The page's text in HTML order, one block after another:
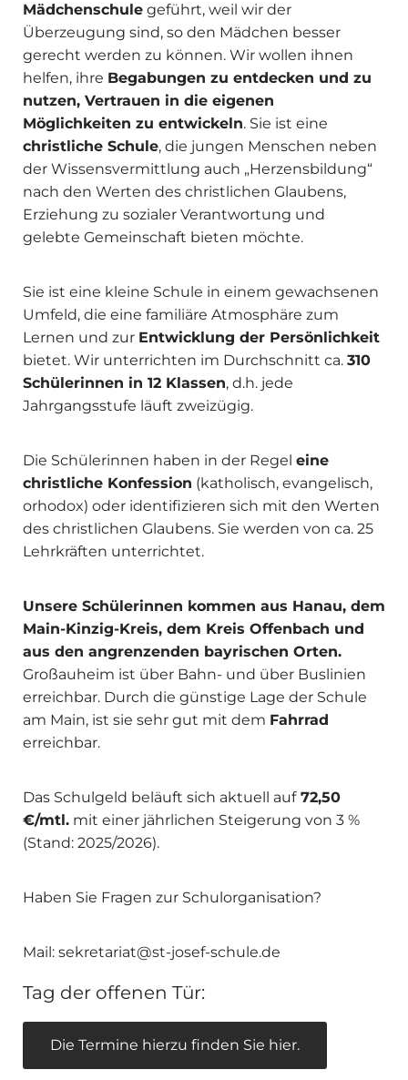
Mädchenschule geführt, weil wir der
Überzeugung sind, so den Mädchen besser
gerecht werden zu können. Wir wollen ihnen
helfen, ihre Begabungen zu entdecken und zu
nutzen, Vertrauen in die eigenen
Möglichkeiten zu entwickeln. Sie ist eine
christliche Schule, die jungen Menschen neben
der Wissensvermittlung auch „Herzensbildung“
nach den Werten des christlichen Glaubens,
Erziehung zu sozialer Verantwortung und
gelebte Gemeinschaft bieten möchte.
Sie ist eine kleine Schule in einem gewachsenen
Umfeld, die eine familiäre Atmosphäre zum
Lernen und zur Entwicklung der Persönlichkeit
bietet. Wir unterrichten im Durchschnitt ca. 310
Schülerinnen in 12 Klassen, d.h. jede
Jahrgangsstufe läuft zweizügig.
Die Schülerinnen haben in der Regel eine
christliche Konfession (katholisch, evangelisch,
orhodox) oder identifizieren sich mit den Werten
des christlichen Glaubens. Sie werden von ca. 25
Lehrkräften unterrichtet.
Unsere Schülerinnen kommen aus Hanau, dem
Main-Kinzig-Kreis, dem Kreis Offenbach und
aus den angrenzenden bayrischen Orten.
Großauheim ist über Bahn- und über Buslinien
erreichbar. Durch die günstige Lage der Schule
am Main, ist sie sehr gut mit dem Fahrrad
erreichbar.
Das Schulgeld beläuft sich aktuell auf72,50
€/mtl. mit einer jährlichen Steigerung von 3 %
(Stand: 2025/2026).
Haben Sie Fragen zur Schulorganisation?
Mail: sekretariat@st-josef-schule.de
Tag der offenen Tür:
Die Termine hierzu finden Sie hier.